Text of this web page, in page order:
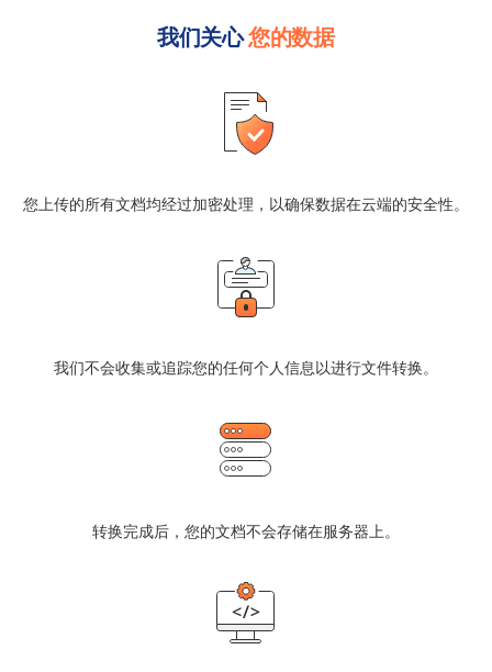
我们关心您的数据
您上传的所有文档均经过加密处理，以确保数据在云端的安全性。
我们不会收集或追踪您的任何个人信息以进行文件转换。
转换完成后，您的文档不会存储在服务器上。